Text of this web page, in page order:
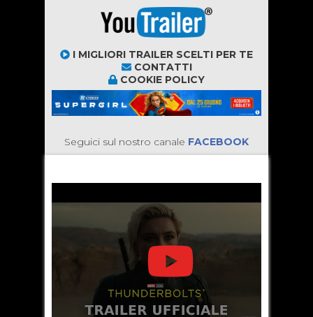
I MIGLIORI TRAILER SCELTI PER TE
CONTATTI
COOKIE POLICY
Seguici sul nostro canale FACEBOOK